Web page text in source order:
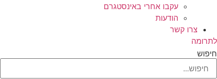
עקבו אחרי באינסטגרם
הודעות
צרו קשר
לתרומה
חיפוש